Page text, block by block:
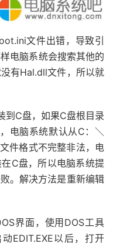
文件出错，导致引
电脑系统会搜索其他的
有Hal.dll文件，所以就
到C盘，如果C盘根目录
电脑系统默认从C：＼
件格式不完整非法，电
C盘，所以电脑系统提
。解决方法是重新编辑
界面，使用DOS工具
EDIT.EXE以后，打开